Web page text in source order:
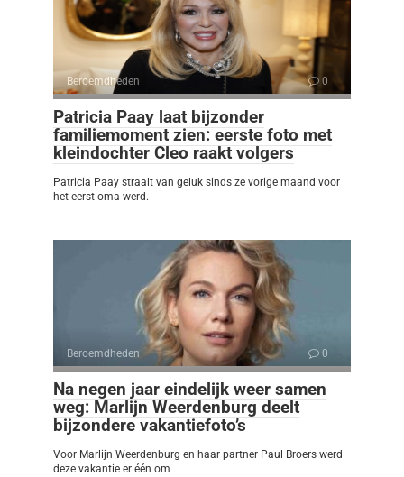
Beroemdheden 0
Patricia Paay laat bijzonder
familiemoment zien: eerste foto met
kleindochter Cleo raakt volgers
Patricia Paay straalt van geluk sinds ze vorige maand voor
het eerst oma werd.
Beroemdheden 0
Na negen jaar eindelijk weer samen
weg: Marlijn Weerdenburg deelt
bijzondere vakantiefoto’s
Voor Marlijn Weerdenburg en haar partner Paul Broers werd
deze vakantie er één om